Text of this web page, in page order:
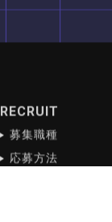
RECRUIT
募集職種
応募方法